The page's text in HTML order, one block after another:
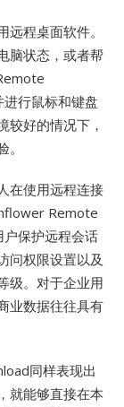
程桌面软件。
脑状态，或者帮
行鼠标和键盘
较好的情况下，
在使用远程连接
Remote
保护远程会话
问权限设置以及
级。对于企业用
业数据往往具有
同样表现出
就能够直接在本